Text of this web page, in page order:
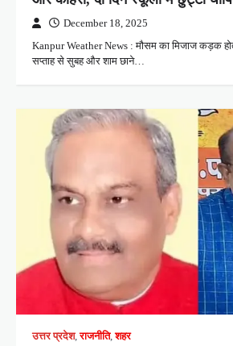
December 18, 2025
Kanpur Weather News : मौसम का मिजाज कड़क
सप्ताह से सुबह और शाम छाने…
उत्तर प्रदेश,राजनीति,शहर